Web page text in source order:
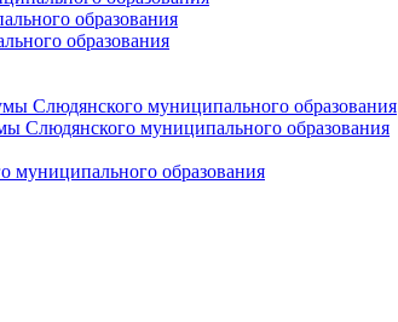
образования
образования
Слюдянского муниципального образования
Слюдянского муниципального образования
муниципального образования